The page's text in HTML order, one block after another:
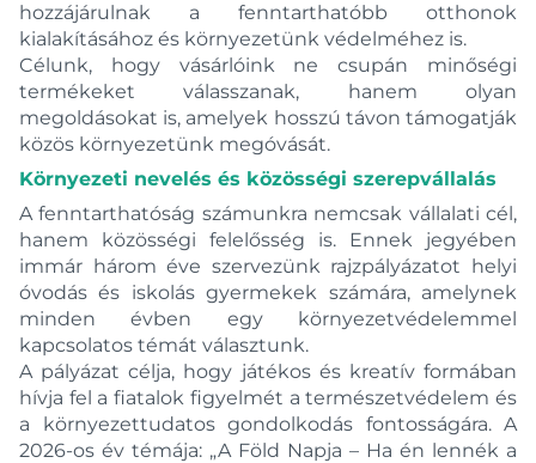
hozzájárulnak a fenntarthatóbb otthonok
kialakításához és környezetünk védelméhez is.
Célunk, hogy vásárlóink ne csupán minőségi
termékeket válasszanak, hanem olyan
megoldásokat is, amelyek hosszú távon támogatják
közös környezetünk megóvását.
Környezeti nevelés és közösségi szerepvállalás
A fenntarthatóság számunkra nemcsak vállalati cél,
hanem közösségi felelősség is. Ennek jegyében
immár három éve szervezünk rajzpályázatot helyi
óvodás és iskolás gyermekek számára, amelynek
minden évben egy környezetvédelemmel
kapcsolatos témát választunk.
A pályázat célja, hogy játékos és kreatív formában
hívja fel a fiatalok figyelmét a természetvédelem és
a környezettudatos gondolkodás fontosságára. A
2026-os év témája: „A Föld Napja – Ha én lennék a